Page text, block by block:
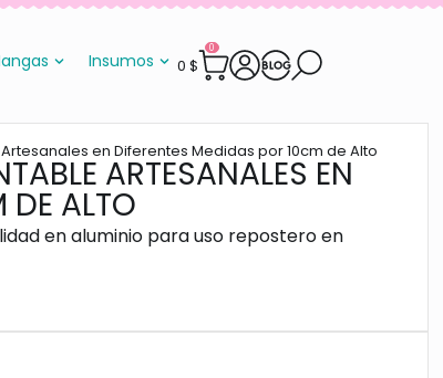
Insumos 0 $
0
en Diferentes Medidas por 10cm de Alto
ARTESANALES EN
DE ALTO
en aluminio para uso repostero en